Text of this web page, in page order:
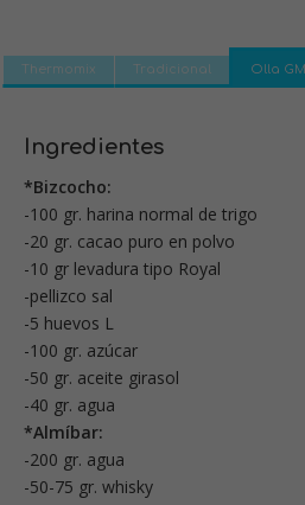
Thermomix Tradicional Olla GM
Ingredientes
*Bizcocho:
-100 gr. harina normal de trigo
-20 gr. cacao puro en polvo
-10 gr levadura tipo Royal
-pellizco sal
-5 huevos L
-100 gr. azúcar
-50 gr. aceite girasol
-40 gr. agua
*Almíbar:
-200 gr. agua
-50-75 gr. whisky